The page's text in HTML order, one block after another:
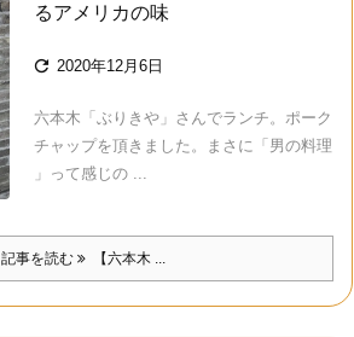
るアメリカの味
 2020年12月6日
六本木「ぶりきや」さんでランチ。ポーク
チャップを頂きました。まさに「男の料理
」って感じの ...
記事を読む 【六本木 ...